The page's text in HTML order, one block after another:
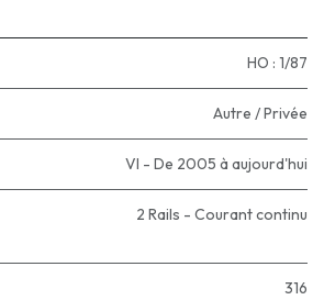
HO : 1/87
Autre / Privée
VI - De 2005 à aujourd'hui
2 Rails - Courant continu
316